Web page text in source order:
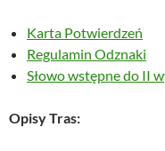
Karta Potwierdzeń
Regulamin Odznaki
Słowo wstępne do II
Opisy Tras: